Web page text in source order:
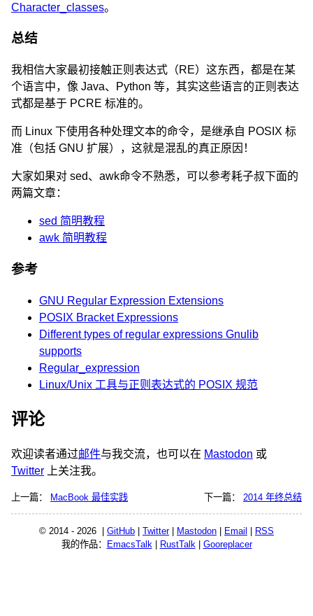
Character_classes。
总结
我相信大家最初接触正则表达式（RE）这东西，都是在某
个语言中，像 Java、Python 等，其实这些语言的正则表达
式都是基于 PCRE 标准的。
而 Linux 下使用各种处理文本的命令，是继承自 POSIX 标
准（包括 GNU 扩展），这就是混乱的真正原因！
大家如果对 sed、awk命令不熟悉，可以参考耗子叔下面的
两篇文章：
sed 简明教程
awk 简明教程
参考
GNU Regular Expression Extensions
POSIX Bracket Expressions
Different types of regular expressions Gnulib
supports
Regular_expression
Linux/Unix 工具与正则表达式的 POSIX 规范
评论
欢迎读者通过邮件与我交流，也可以在 Mastodon 或
Twitter 上关注我。
上一篇： MacBook 最佳实践 下一篇： 2014 年终总结
© 2014 - 2026 | GitHub | Twitter| Mastodon | Email | RSS
我的作品： EmacsTalk | RustTalk | Gooreplacer